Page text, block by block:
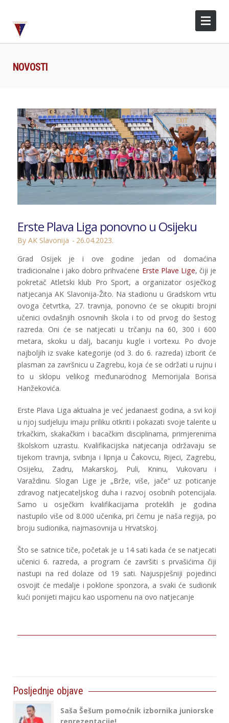
NOVOSTI
Erste Plava Liga ponovno u Osijeku
By AK Slavonija
26.04.2023.
Grad Osijek je i ove godine jedan od domaćina
tradicionalne i jako dobro prihvaćene Erste Plave Lige, čiji je
pokretač Atletski klub Pro Sport, a organizator osječkog
natjecanja AK Slavonija-Žito. Na stadionu u Gradskom vrtu
ovoga četvrtka, 27. travnja, ponovno će se okupiti brojni
učenici ovdašnjih osnovnih škola i to od prvog do šestog
razreda. Oni će se natjecati u trčanju na 60, 300 i 600
metara, skoku u dalj, bacanju kugle i vortexu. Po dvoje
najboljih iz svake kategorije (od 3. do 6. razreda) izborit će
plasman za završnicu u Zagrebu, koja će se održati u rujnu i
to u sklopu velikog međunarodnog Memorijala Borisa
Hanžekovića.
Erste Plava Liga aktualna je već jedanaest godina, a svi koji
u njoj sudjeluju imaju priliku otkriti i pokazati svoje talente u
trkačkim, skakačkim i bacačkim disciplinama, primjerenima
školskom uzrastu. Kvalifikacijska natjecanja održavaju se
tijekom travnja, svibnja i lipnja u Čakovcu, Rijeci, Zagrebu,
Osijeku, Zadru, Makarskoj, Puli, Kninu, Vukovaru i
Varaždinu. Slogan Lige je „Brže, više, jače“ uz poticanje
zdravog natjecateljskog duha i razvoj osobnih potencijala.
Samo u osječkim kvalifikacijama proteklih je godina
nastupilo više od 8.000 učenika, pri čemu je naša regija, po
broju sudionika, najmasovnija u Hrvatskoj.
Što se satnice tiče, početak je u 14 sati kada će se natjecati
učenici 6. razreda, a program će završiti s prvašićima čiji
nastupi na red dolaze od 19 sati. Najuspješniji pojedinci
osvojit će medalje i poklone sponzora, a svaki će sudionik
kući ponijeti majicu kao uspomenu na ovo natjecanje
Posljednje objave
Saša Šešum pomoćnik izbornika juniorske
reprezentacije!